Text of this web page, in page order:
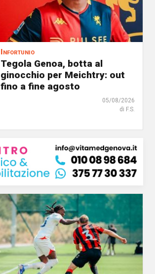
Infortunio
Tegola Genoa, botta al
ginocchio per Meichtry: out
fino a fine agosto
05/08/2026
di F.S.